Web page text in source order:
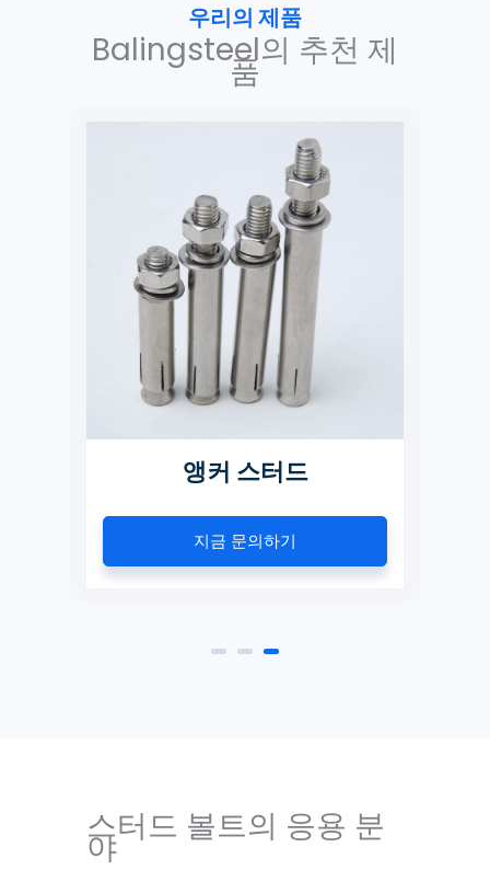
우리의 제품
Balingsteel의 추천 제
품
앵커 스터드
지금 문의하기
스터드 볼트의 응용 분
야